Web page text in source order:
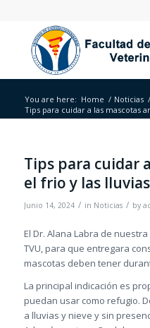
You are here: Home / Noticias /
Tips para cuidar a las mascotas
Tips para cuidar
el frio y las lluvias
Junio 14, 2024 / in Noticias / by
El Dr. Alana Labra de
TVU, para que entregara
mascotas deben tener
La principal indicación es
puedan usar como refugio.
a lluvias y nieve y sin